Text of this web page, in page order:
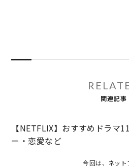
関連記事
【NETFLIX】おすすめドラマ
ー・恋愛など
今回は、ネッ